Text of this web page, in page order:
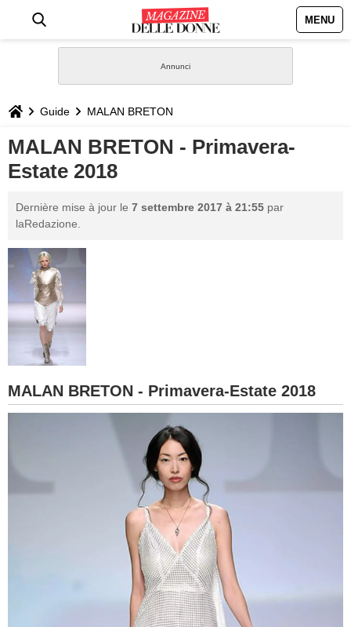
MENU
STILE
BIOGRAFIE
DEFINIZIONI
GASTRONOMIA
CAPELLI
SESSO
Guide MALAN BRETON
MALAN BRETON - Primavera-
Estate 2018
Dernière mise à jour le 7 settembre 2017 à 21:55 par
laRedazione.
MALAN BRETON - Primavera-Estate 2018